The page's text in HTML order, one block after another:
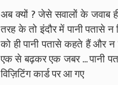
अब क्यों ? जेसे सवालों के जवाब
तरह के तो इंदौर में पानी पतासे न
को ही पानी पतासे कहते हैं और
एक से बढ़कर एक जबर ... पानी
विज़िटिंग कार्ड पर आ गए